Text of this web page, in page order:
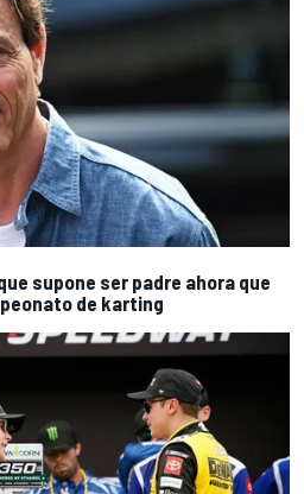
supone ser padre ahora que
de karting